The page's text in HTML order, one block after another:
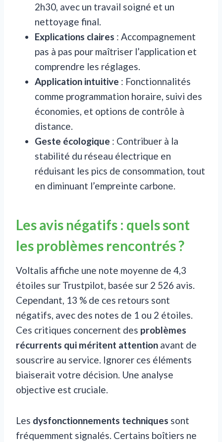
2h30, avec un travail soigné et un
nettoyage final.
Explications claires : Accompagnement
pas à pas pour maîtriser l’application et
comprendre les réglages.
Application intuitive : Fonctionnalités
comme programmation horaire, suivi des
économies, et options de contrôle à
distance.
Geste écologique : Contribuer à la
stabilité du réseau électrique en
réduisant les pics de consommation, tout
en diminuant l’empreinte carbone.
Les avis négatifs : quels sont
les problèmes rencontrés ?
Voltalis affiche une note moyenne de 4,3
étoiles sur Trustpilot, basée sur 2 526 avis.
Cependant, 13 % de ces retours sont
négatifs, avec des notes de 1 ou 2 étoiles.
Ces critiques concernent des problèmes
récurrents qui méritent attention avant de
souscrire au service. Ignorer ces éléments
biaiserait votre décision. Une analyse
objective est cruciale.
Les dysfonctionnements techniques sont
fréquemment signalés. Certains boîtiers ne